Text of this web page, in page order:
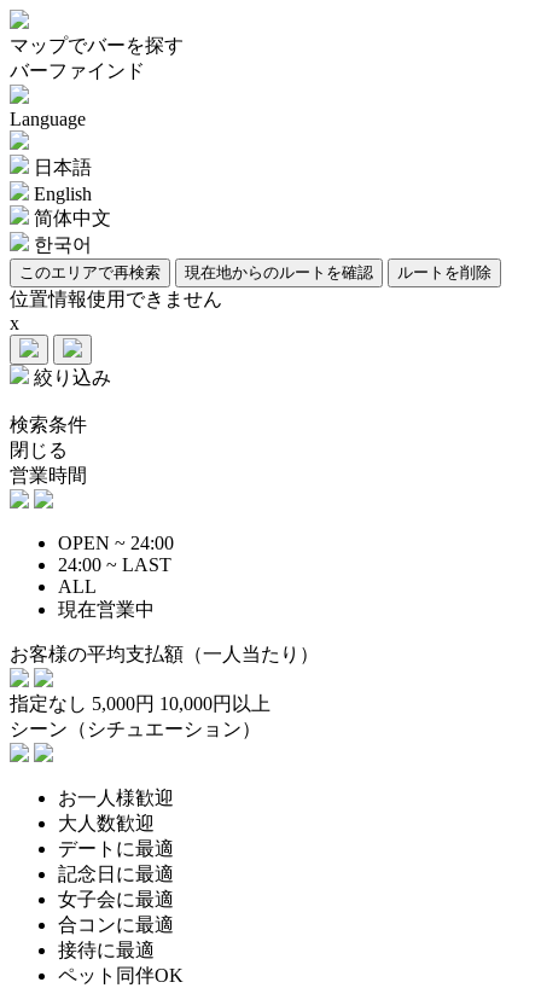
マップでバーを探す
バーファインド
Language
日本語
English
简体中文
한국어
このエリアで再検索 現在地からのルートを確認 ルートを削除
位置情報使用できません
x
絞り込み
検索条件
閉じる
営業時間
OPEN ~ 24:00
24:00 ~ LAST
ALL
現在営業中
お客様の平均支払額（一人当たり）
指定なし 5,000円 10,000円以上
シーン（シチュエーション）
お一人様歓迎
大人数歓迎
デートに最適
記念日に最適
女子会に最適
合コンに最適
接待に最適
ペット同伴OK